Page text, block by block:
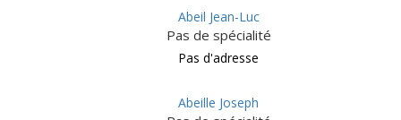
Abeil Jean-Luc
Pas de spécialité
Pas d'adresse
Abeille Joseph